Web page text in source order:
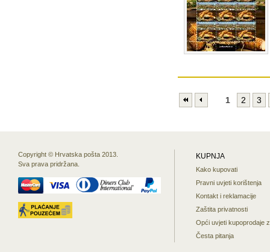
1 2 3
Copyright © Hrvatska pošta 2013.
Sva prava pridržana.
KUPNJA
Kako kupovati
Pravni uvjeti korištenja
Kontakt i reklamacije
Zaštita privatnosti
Opći uvjeti kupoprodaje
Česta pitanja